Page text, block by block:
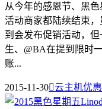
从今年的感恩节、黑
活动商家都陆续结束
到会发布促销活动，
生、@BA在提到限时
账...
2015-11-30云主机优惠